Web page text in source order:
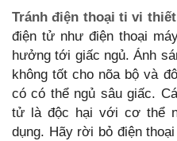
Tránh điện thoại ti vi
điện tử như điện thoại
hưởng tới giấc ngủ. Ánh
không tốt cho nõa bộ và
có có thể ngủ sâu giấc.
tử là độc hại với cơ thể
dụng. Hãy rời bỏ điện